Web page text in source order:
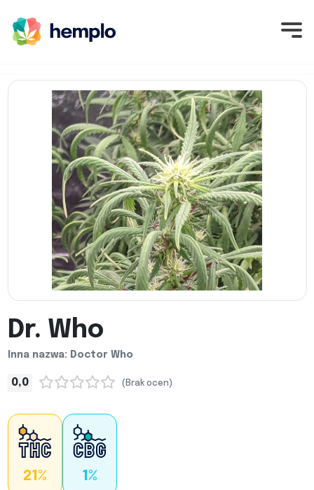
Dr. Who
Inna nazwa: Doctor Who
0,0 (Brak ocen)
21% 1%